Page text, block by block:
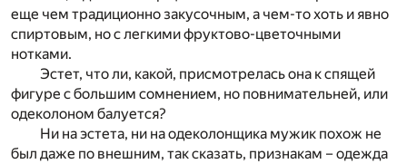
еще чем традиционно закусочным, а чем-то хоть и явно
спиртовым, но с легкими фруктово-цветочными
нотками.
Эстет, что ли, какой, присмотрелась она к спящей
фигуре с большим сомнением, но повнимательней, или
одеколоном балуется?
Ни на эстета, ни на одеколонщика мужик похож не
был даже по внешним, так сказать, признакам – одежда